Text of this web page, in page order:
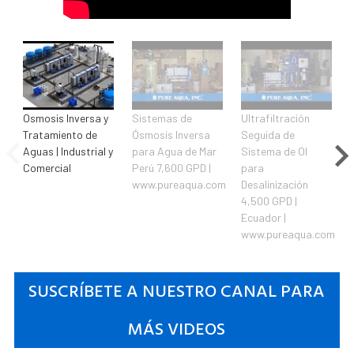
Osmosis Inversa y
Tratamiento de
Aguas | Industrial y
Comercial
Sistemas de
Ósmosis Inversa
para Agua de Mar
Perú 7,600 GPD |
www.pureaqua.com
Ultrafiltración
Seguida de
Sistema de OI
para
Desalinización
4,500 GPD |
Ecuador |
www.pureaqua.com
SUSCRÍBETE A NUESTRO CANAL PARA
MÁS VIDEOS